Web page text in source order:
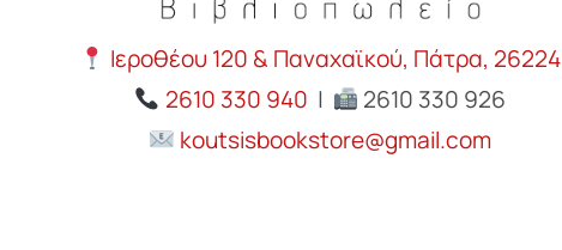
Ιεροθέου 120 & Παναχαϊκού, Πάτρα, 26224
2610 330 940 |
2610 330 926
koutsisbookstore@gmail.com